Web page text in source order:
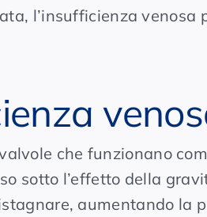
l’insufficienza venosa
che funzionano
sotto l’effetto della
aumentando la